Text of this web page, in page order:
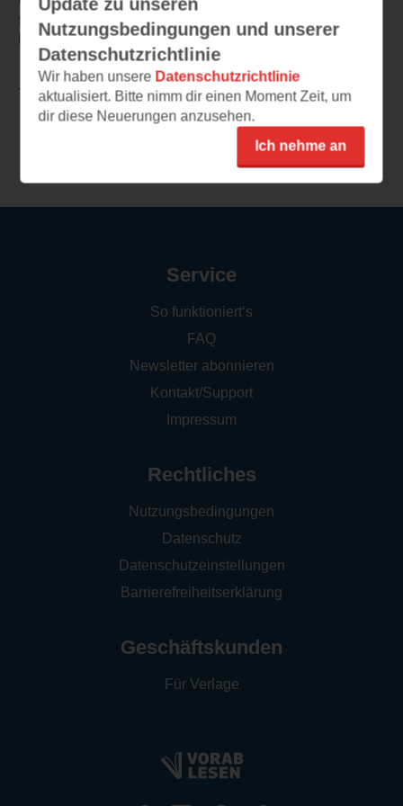
spannend geschrieben, flüssig zu lesen und auch
bestens geeignet zum Vorlesen!
TEILEN
Update zu unseren
Nutzungsbedingungen und unserer
Datenschutzrichtlinie
Wir haben unsere Datenschutzrichtlinie
aktualisiert. Bitte nimm dir einen Moment Zeit, um
dir diese Neuerungen anzusehen.
Ich nehme an
Service
So funktioniert‘s
FAQ
Newsletter abonnieren
Kontakt/Support
Impressum
Rechtliches
Nutzungsbedingungen
Datenschutz
Datenschutzeinstellungen
Barrierefreiheitserklärung
Geschäftskunden
Für Verlage